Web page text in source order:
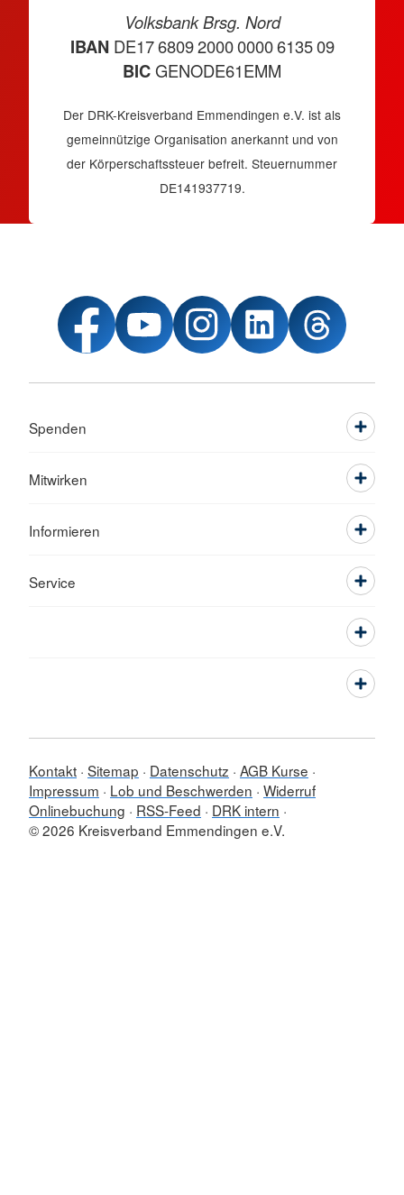
Volksbank Brsg. Nord
IBANDE17 6809 2000 0000 6135 09
BICGENODE61EMM
Der DRK-Kreisverband Emmendingen e.V. ist als
gemeinnützige Organisation anerkannt und von
der Körperschaftssteuer befreit. Steuernummer
DE141937719.
Spenden
Mitwirken
Informieren
Service
Kontakt Sitemap Datenschutz AGB Kurse
Impressum
Lob und Beschwerden Widerruf
Onlinebuchung
RSS-Feed
DRK intern
© 2026 Kreisverband Emmendingen e.V.